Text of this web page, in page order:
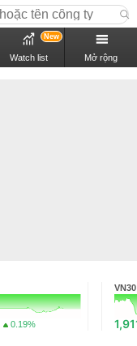
Watch list
New
Mở rộng
0.19%
VN30